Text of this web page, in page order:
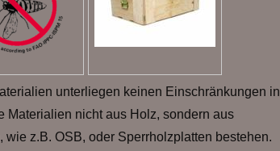
unterliegen keinen Einschränkungen in
Materialien nicht aus Holz, sondern aus
z.B. OSB, oder Sperrholzplatten bestehen.